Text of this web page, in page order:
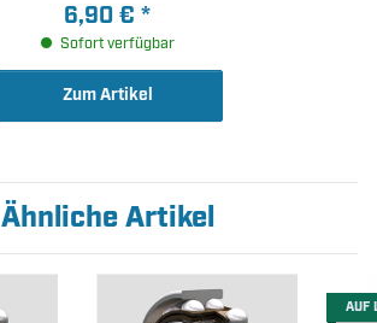
6,90 € *
Sofort verfügbar
Zum Artikel
Ähnliche Artikel
AUF